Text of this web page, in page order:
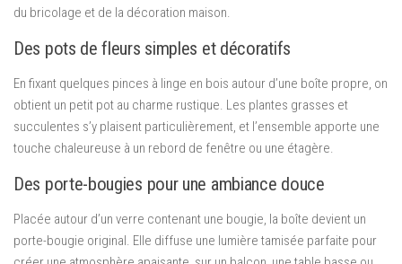
du bricolage et de la décoration maison.
Des pots de fleurs simples et décoratifs
En fixant quelques pinces à linge en bois autour d’une boîte propre, on
obtient un petit pot au charme rustique. Les plantes grasses et
succulentes s’y plaisent particulièrement, et l’ensemble apporte une
touche chaleureuse à un rebord de fenêtre ou une étagère.
Des porte-bougies pour une ambiance douce
Placée autour d’un verre contenant une bougie, la boîte devient un
porte-bougie original. Elle diffuse une lumière tamisée parfaite pour